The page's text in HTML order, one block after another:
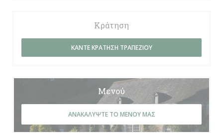
Κράτηση
ΚΆΝΤΕ ΚΡΆΤΗΣΗ ΤΡΑΠΕΖΙΟΎ
Μενού
ΑΝΑΚΑΛΎΨΤΕ ΤΟ ΜΕΝΟΎ ΜΑΣ